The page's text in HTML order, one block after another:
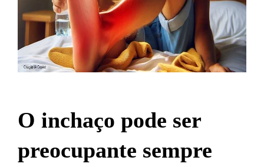
O inchaço pode ser
preocupante sempre